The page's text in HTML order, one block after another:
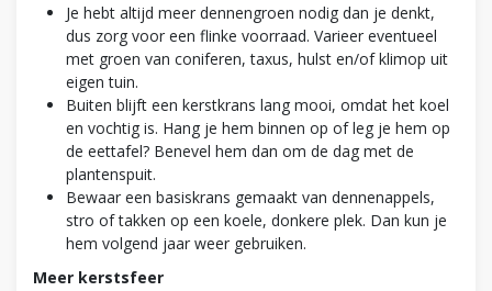
Je hebt altijd meer dennengroen nodig dan je denkt,
dus zorg voor een flinke voorraad. Varieer eventueel
met groen van coniferen, taxus, hulst en/of klimop uit
eigen tuin.
Buiten blijft een kerstkrans lang mooi, omdat het koel
en vochtig is. Hang je hem binnen op of leg je hem op
de eettafel? Benevel hem dan om de dag met de
plantenspuit.
Bewaar een basiskrans gemaakt van dennenappels,
stro of takken op een koele, donkere plek. Dan kun je
hem volgend jaar weer gebruiken.
Meer kerstsfeer